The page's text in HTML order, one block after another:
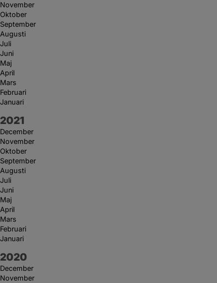
November
Oktober
September
Augusti
Juli
Juni
Maj
April
Mars
Februari
Januari
År:
2021
December
November
Oktober
September
Augusti
Juli
Juni
Maj
April
Mars
Februari
Januari
År:
2020
December
November